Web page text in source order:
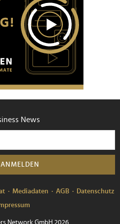
News
Mediadaten AGB
Datenschutz